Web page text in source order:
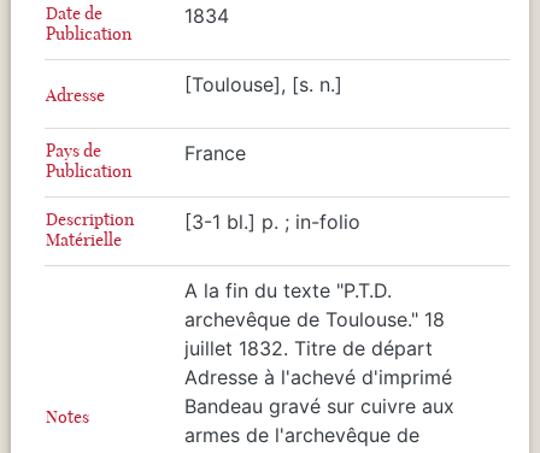
Date de
Publication
1834
Adresse [Toulouse], [s. n.]
Pays de
Publication
France
Description
Matérielle
[3-1 bl.] p. ; in-folio
Notes
A la fin du texte "P.T.D.
archevêque de Toulouse." 18
juillet 1832. Titre de départ
Adresse à l'achevé d'imprimé
Bandeau gravé sur cuivre aux
armes de l'archevêque de